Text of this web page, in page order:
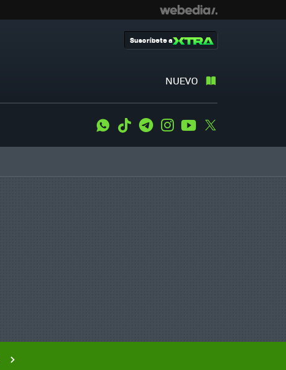
NUEVO
Suscríbete a
WhatsApp
Tiktok TelegramInstagramYoutube